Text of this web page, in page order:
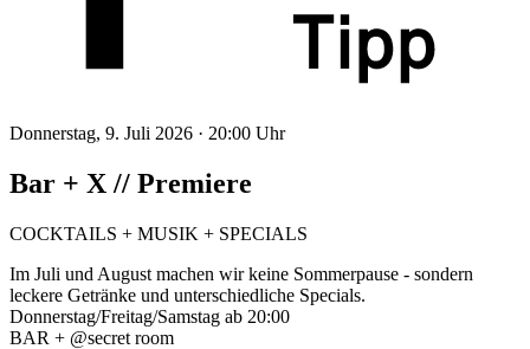
Donnerstag, 9. Juli 2026 · 20:00 Uhr
Bar + X // Premiere
COCKTAILS + MUSIK + SPECIALS
Im Juli und August machen wir keine Sommerpause - sondern
leckere Getränke und unterschiedliche Specials.
Donnerstag/Freitag/Samstag ab 20:00
BAR + @secret room